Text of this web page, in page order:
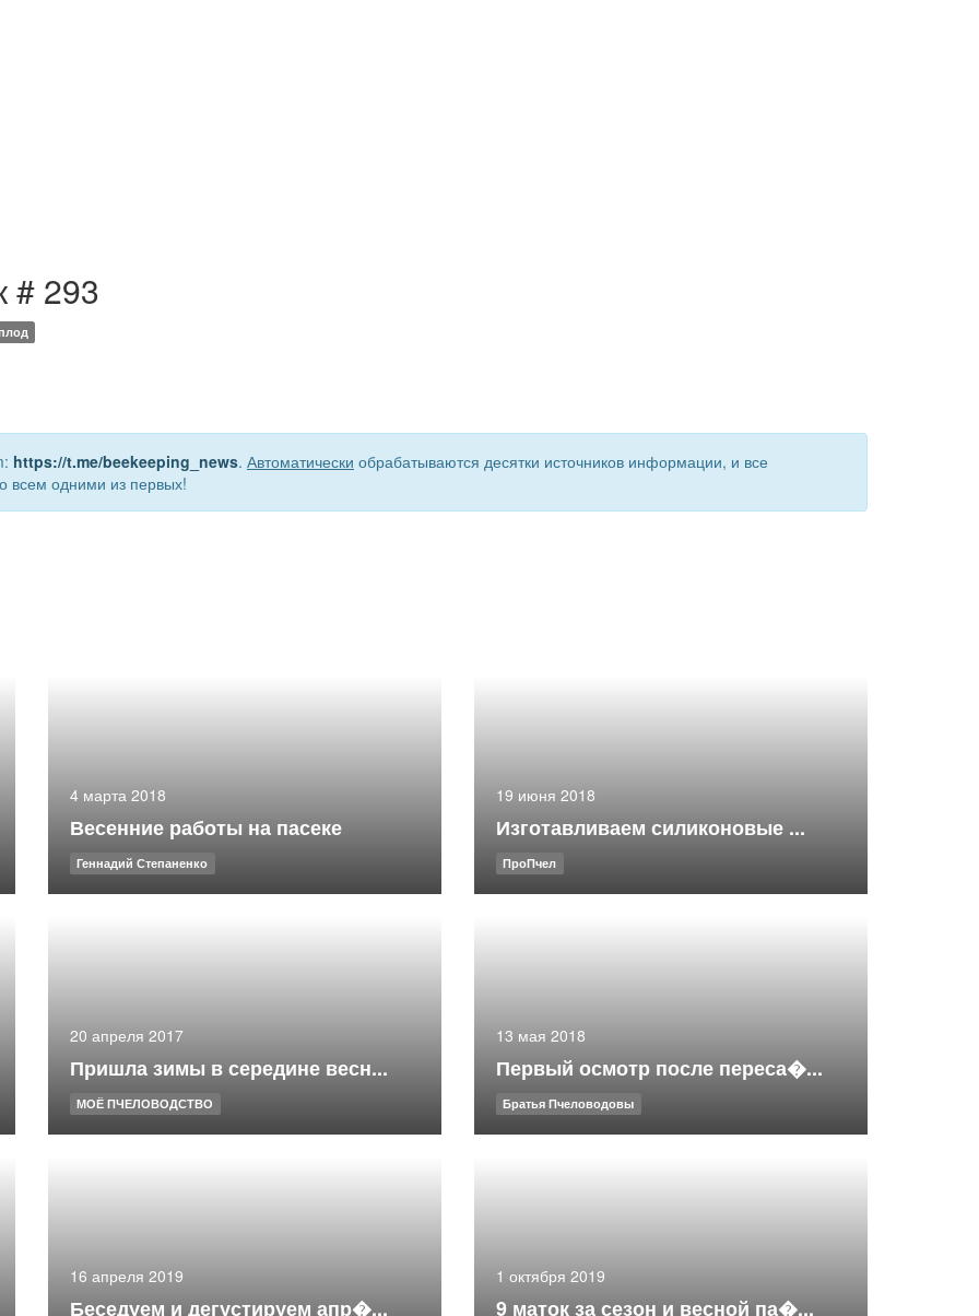
# 293
https://t.me/beekeeping_news. Автоматически обрабатываются десятки источников информации, и все
всем одними из первых!
4 марта 2018
Весенние работы на пасеке
Геннадий Степаненко
19 июня 2018
Изготавливаем силиконовые ...
ПроПчел
20 апреля 2017
Пришла зимы в середине весн...
МОЁ ПЧЕЛОВОДСТВО
13 мая 2018
Первый осмотр после переса�...
Братья Пчеловодовы
16 апреля 2019
Беседуем и дегустируем апр�...
1 октября 2019
9 маток за сезон и весной па�...